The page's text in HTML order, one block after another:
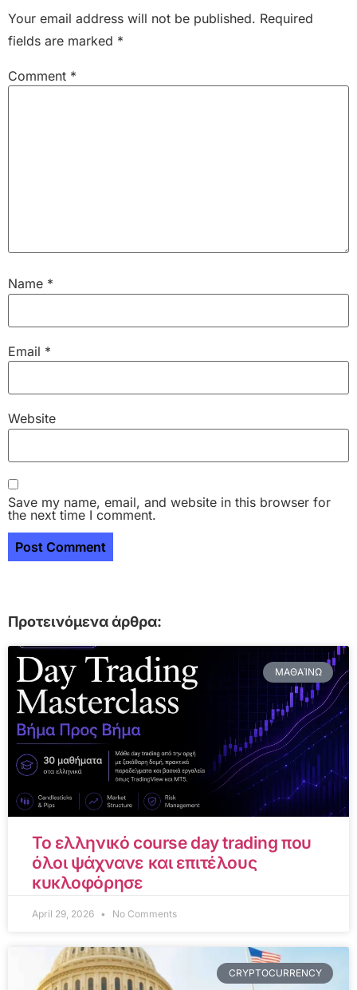
Your email address will not be published. Required
fields are marked *
Comment *
Name *
Email *
Website
Save my name, email, and website in this browser for
the next time I comment.
Προτεινόμενα άρθρα:
ΜΑΘΑΊΝΩ
Το ελληνικό course day trading που
όλοι ψάχνανε και επιτέλους
κυκλοφόρησε
April 29, 2026 No Comments
CRYPTOCURRENCY